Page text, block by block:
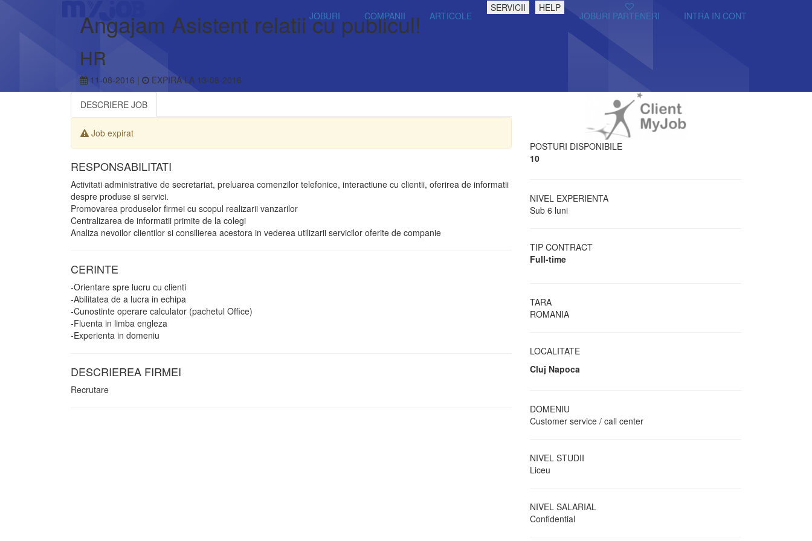
JOBURI COMPANII ARTICOLE
SERVICII HELP
JOBURI PARTENERI INTRA IN CONT
Angajam Asistent relatii cu publicul!
HR
11-08-2016 | EXPIRA LA 13-08-2016
POSTURI DISPONIBILE
10
NIVEL EXPERIENTA
Sub 6 luni
TIP CONTRACT
Full-time
TARA
ROMANIA
LOCALITATE
Cluj Napoca
DOMENIU
Customer service / call center
NIVEL STUDII
Liceu
NIVEL SALARIAL
Confidential
DESCRIERE JOB
Job expirat
RESPONSABILITATI
Activitati administrative de secretariat, preluarea comenzilor telefonice, interactiune cu clientii, oferirea de informatii
despre produse si servici.
Promovarea produselor firmei cu scopul realizarii vanzarilor
Centralizarea de informatii primite de la colegi
Analiza nevoilor clientilor si consilierea acestora in vederea utilizarii servicilor oferite de companie
CERINTE
-Orientare spre lucru cu clienti
-Abilitatea de a lucra in echipa
-Cunostinte operare calculator (pachetul Office)
-Fluenta in limba engleza
-Experienta in domeniu
DESCRIEREA FIRMEI
Recrutare